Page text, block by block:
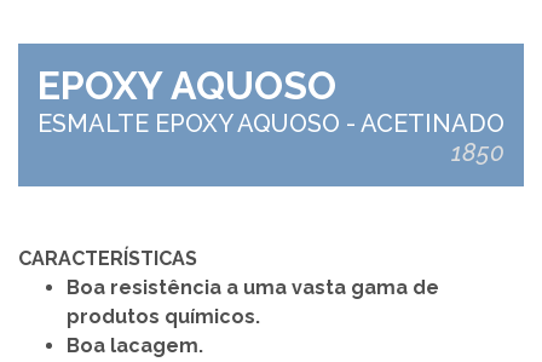
EPOXY AQUOSO
ESMALTE EPOXY AQUOSO - ACETINADO
1850
CARACTERÍSTICAS
Boa resistência a uma vasta gama de
produtos químicos.
Boa lacagem.